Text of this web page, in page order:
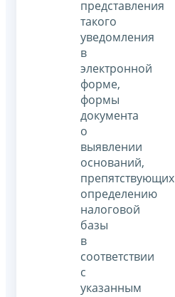
представления
такого
уведомления
в
электронной
форме,
формы
документа
о
выявлении
оснований,
препятствующих
определению
налоговой
базы
в
соответствии
с
указанным